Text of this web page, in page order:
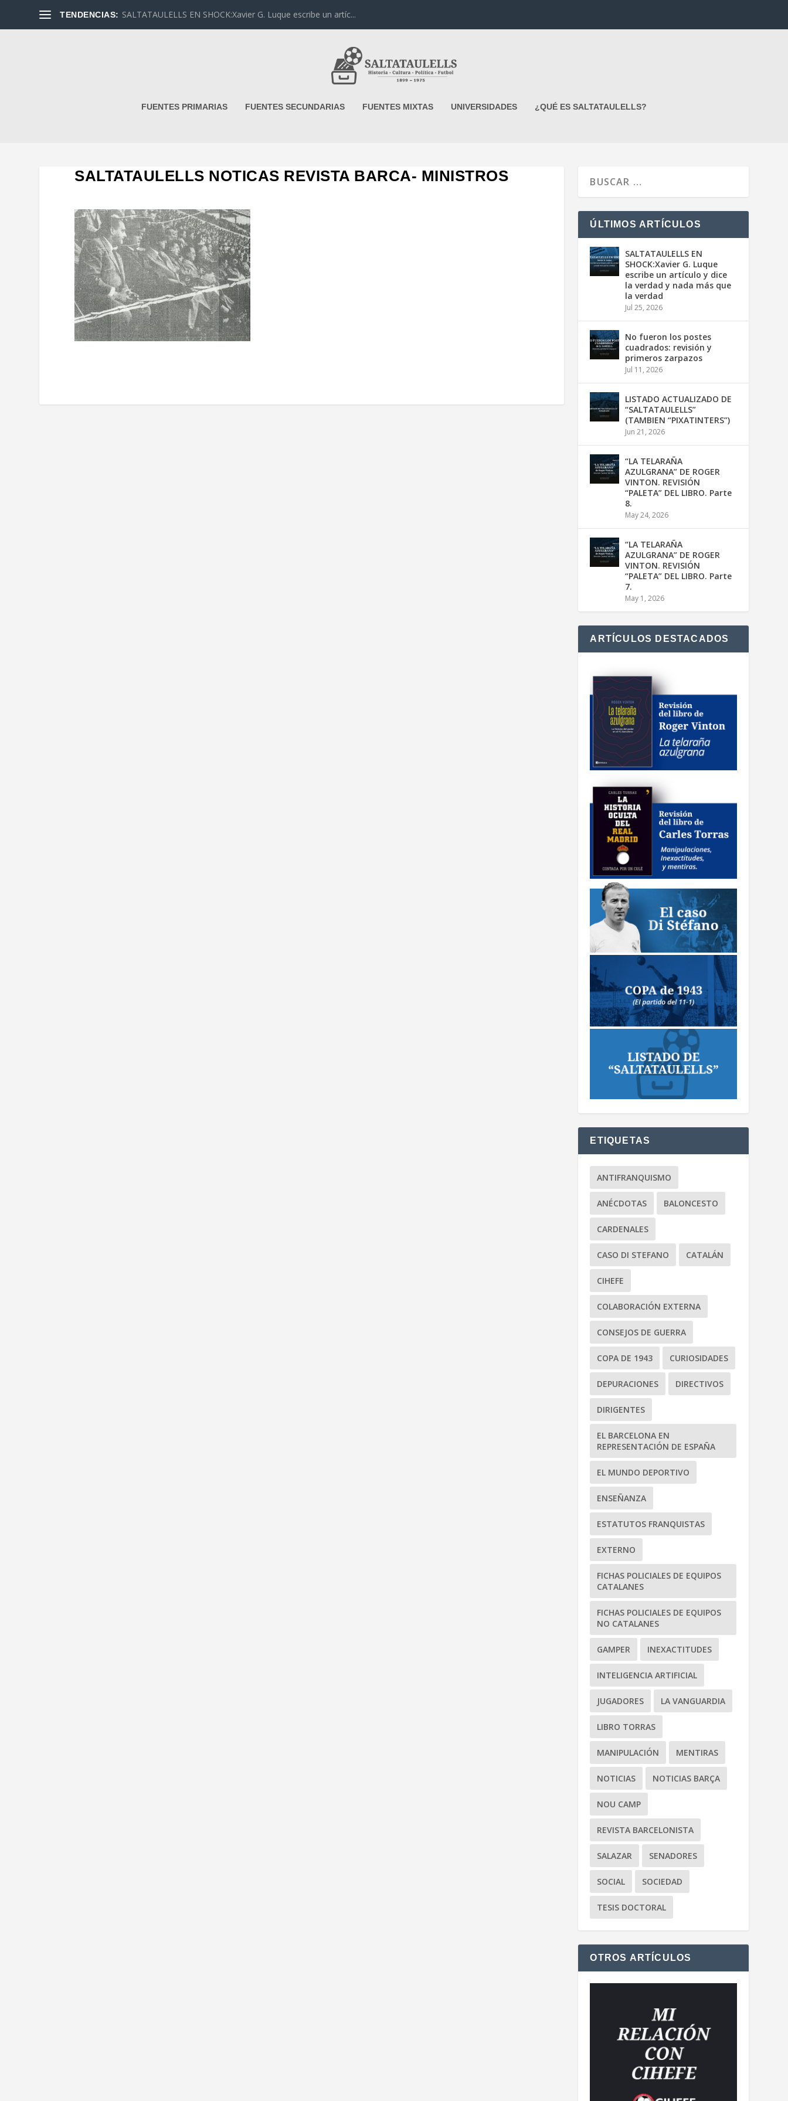
TENDENCIAS: SALTATAULELLS EN SHOCK:Xavier G. Luque escribe un artíc...
FUENTES PRIMARIAS FUENTES SECUNDARIAS FUENTES MIXTAS UNIVERSIDADES ¿QUÉ ES SALTATAULELLS?
SALTATAULELLS NOTICAS REVISTA BARCA- MINISTROS
ÚLTIMOS ARTÍCULOS
SALTATAULELLS EN
SHOCK:Xavier G. Luque
escribe un artículo y dice
la verdad y nada más que
la verdad
Jul 25, 2026
No fueron los postes
cuadrados: revisión y
primeros zarpazos
Jul 11, 2026
LISTADO ACTUALIZADO DE
“SALTATAULELLS”
(TAMBIEN “PIXATINTERS”)
Jun 21, 2026
“LA TELARAÑA
AZULGRANA” DE ROGER
VINTON. REVISIÓN
“PALETA” DEL LIBRO. Parte
8.
May 24, 2026
“LA TELARAÑA
AZULGRANA” DE ROGER
VINTON. REVISIÓN
“PALETA” DEL LIBRO. Parte
7.
May 1, 2026
ARTÍCULOS DESTACADOS
ETIQUETAS
ANTIFRANQUISMO
ANÉCDOTAS BALONCESTO
CARDENALES
CASO DI STEFANO CATALÁN
CIHEFE
COLABORACIÓN EXTERNA
CONSEJOS DE GUERRA
COPA DE 1943 CURIOSIDADES
DEPURACIONES DIRECTIVOS
DIRIGENTES
EL BARCELONA EN
REPRESENTACIÓN DE ESPAÑA
EL MUNDO DEPORTIVO
ENSEÑANZA
ESTATUTOS FRANQUISTAS
EXTERNO
FICHAS POLICIALES DE EQUIPOS
CATALANES
FICHAS POLICIALES DE EQUIPOS
NO CATALANES
GAMPER INEXACTITUDES
INTELIGENCIA ARTIFICIAL
JUGADORES LA VANGUARDIA
LIBRO TORRAS
MANIPULACIÓN MENTIRAS
NOTICIAS NOTICIAS BARÇA
NOU CAMP
REVISTA BARCELONISTA
SALAZAR SENADORES
SOCIAL SOCIEDAD
TESIS DOCTORAL
OTROS ARTÍCULOS